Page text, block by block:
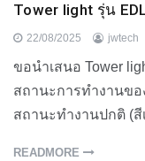
Tower light รุ่น
22/08/2025 jwtech
ขอนำเสนอ Tower
สถานะการทำงานขอ
สถานะทำงานปกติ (สี
READMORE